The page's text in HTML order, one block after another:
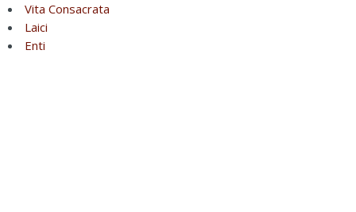
Vita Consacrata
Laici
Enti